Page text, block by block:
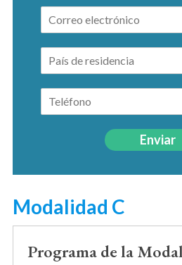
Enviar
Modalidad C
Programa de la